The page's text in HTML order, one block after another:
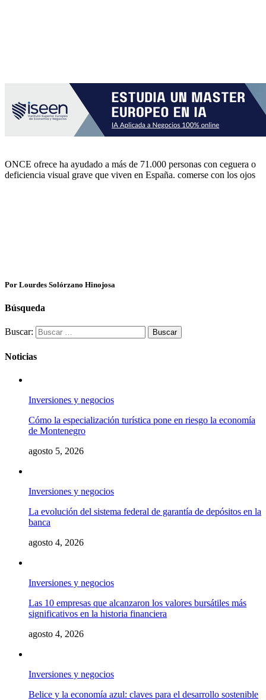
ONCE ofrece ha ayudado a más de 71.000 personas con ceguera o
deficiencia visual grave que viven en España. comerse con los ojos
Por Lourdes Solórzano Hinojosa
Búsqueda
Buscar:
Noticias
Inversiones y negocios
Cómo la especialización turística pone en riesgo la economía
de Montenegro
agosto 5, 2026
Inversiones y negocios
La evolución del sistema federal de garantía de depósitos en la
banca
agosto 4, 2026
Inversiones y negocios
Las 10 empresas que alcanzaron los valores bursátiles más
significativos en la historia financiera
agosto 4, 2026
Inversiones y negocios
Belice y la economía azul: claves para el desarrollo sostenible